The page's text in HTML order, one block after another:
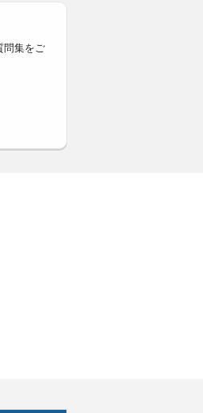
問集をご